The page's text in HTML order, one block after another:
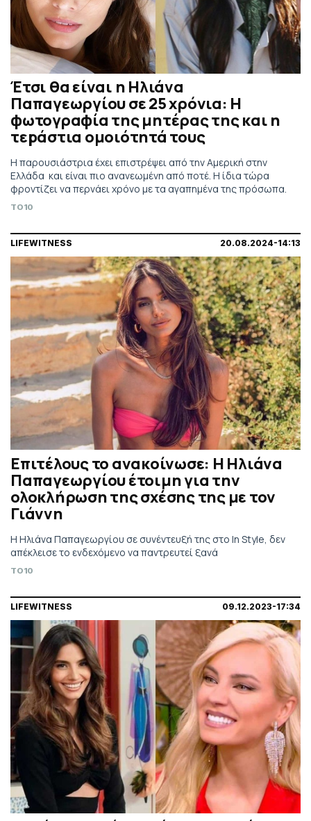
Έτσι θα είναι η Ηλιάνα
Παπαγεωργίου σε 25 χρόνια: Η
φωτογραφία της μητέρας της και η
τεpάστια ομοιότητά τους
Η παρουσιάστρια έχει επιστρέψει από την Αμερική στην
Ελλάδα και είναι πιο ανανεωμένη από ποτέ. Η ίδια τώρα
φροντίζει να περνάει χρόνο με τα αγαπημένα της πρόσωπα.
TO10
LIFEWITNESS 20.08.2024-14:13
Επιτέλους το ανακοίνωσε: H Ηλιάνα
Παπαγεωργίου έτοιμη για την
ολοκλήρωση της σχέσης της με τον
Γιάννη
Η Ηλιάνα Παπαγεωργίου σε συνέντευξή της στο In Style, δεν
απέκλεισε το ενδεχόμενο να παντρευτεί ξανά
TO10
LIFEWITNESS 09.12.2023-17:34